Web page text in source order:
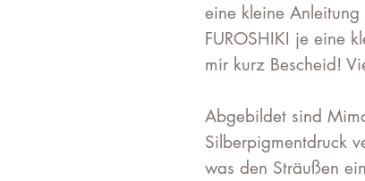
eine kleine
FUROSHIKI je eine
mir kurz Bescheid!
Abgebildet sind
Silberpigmentdruck
was den Sträußen